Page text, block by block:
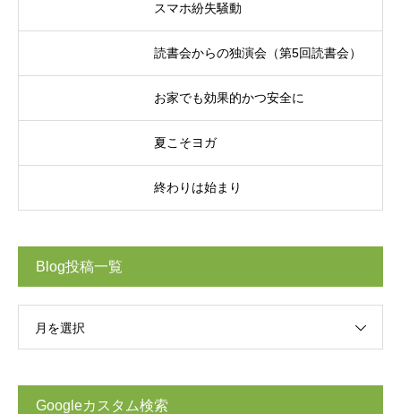
スマホ紛失騒動
読書会からの独演会（第5回読書会）
お家でも効果的かつ安全に
夏こそヨガ
終わりは始まり
Blog投稿一覧
月を選択
Googleカスタム検索